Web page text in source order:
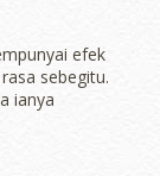
efek
sebegitu.
ianya